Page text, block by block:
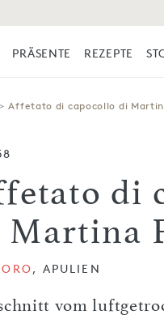
PRÄSENTE REZEPTE
Affetato di capocollo di
di
vom
, APULIEN